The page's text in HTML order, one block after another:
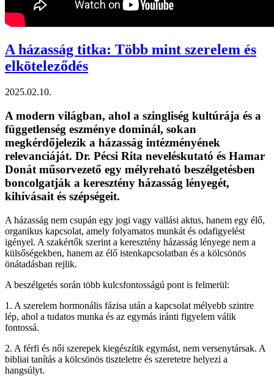
A házasság titka: Több mint szerelem és
elköteleződés
2025.02.10.
A modern világban, ahol a szingliség kultúrája és a
függetlenség eszménye dominál, sokan
megkérdőjelezik a házasság intézményének
relevanciáját. Dr. Pécsi Rita neveléskutató és Hamar
Donát műsorvezető egy mélyreható beszélgetésben
boncolgatják a keresztény házasság lényegét,
kihívásait és szépségeit.
A házasság nem csupán egy jogi vagy vallási aktus, hanem egy élő,
organikus kapcsolat, amely folyamatos munkát és odafigyelést
igényel. A szakértők szerint a keresztény házasság lényege nem a
külsőségekben, hanem az élő istenkapcsolatban és a kölcsönös
önátadásban rejlik.
A beszélgetés során több kulcsfontosságú pont is felmerül:
1. A szerelem hormonális fázisa után a kapcsolat mélyebb szintre
lép, ahol a tudatos munka és az egymás iránti figyelem válik
fontossá.
2. A férfi és női szerepek kiegészítik egymást, nem versenytársak. A
bibliai tanítás a kölcsönös tiszteletre és szeretetre helyezi a
hangsúlyt.